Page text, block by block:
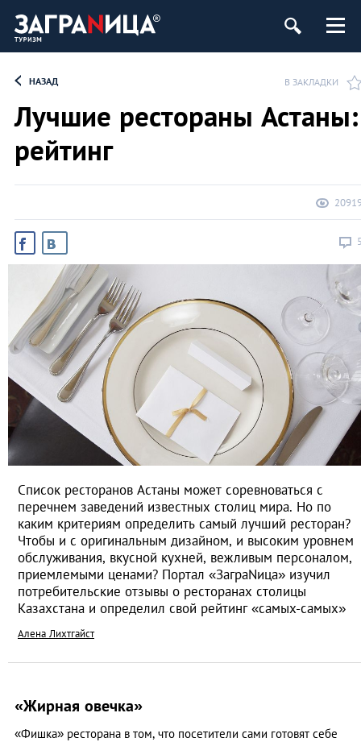
НАЗАД В ЗАКЛАДКИ
Лучшие рестораны Астаны:
рейтинг
Список ресторанов Астаны может соревноваться с
перечнем заведений известных столиц мира. Но по
каким критериям определить самый лучший ресторан?
Чтобы и с оригинальным дизайном, и высоким уровнем
обслуживания, вкусной кухней, вежливым персоналом,
приемлемыми ценами? Портал «ЗаграNица» изучил
потребительские отзывы о ресторанах столицы
Казахстана и определил свой рейтинг «самых-самых»
Алена Лихтгайст
«Жирная овечка»
«Фишка» ресторана в том, что посетители сами готовят себе